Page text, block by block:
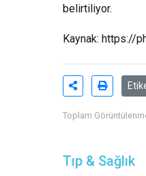
belirtiliyor.
Kaynak: https://
Toplam
Tıp & Sağlık